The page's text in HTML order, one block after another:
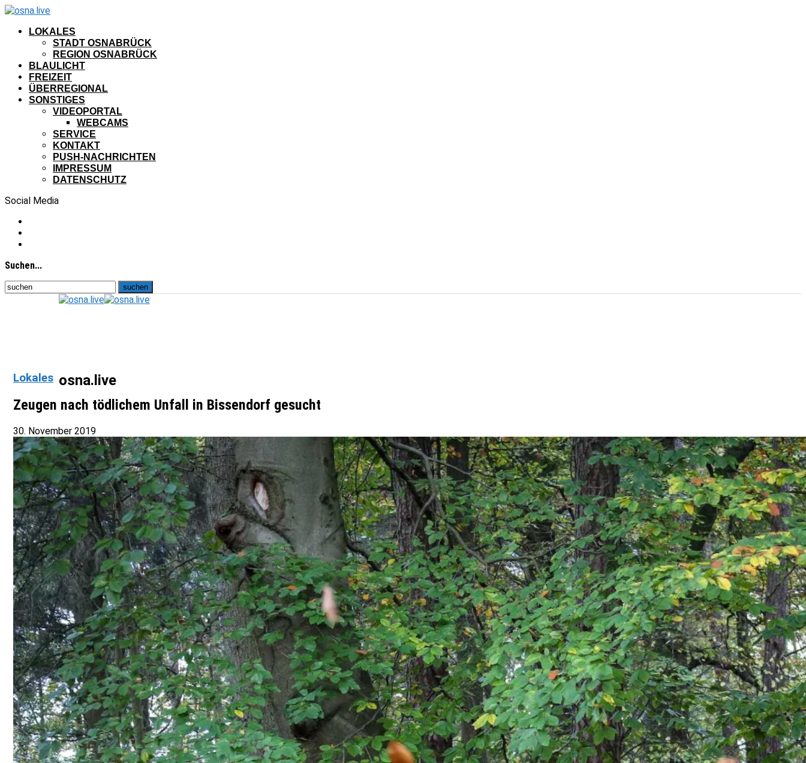
LOKALES
STADT OSNABRÜCK
REGION OSNABRÜCK
BLAULICHT
FREIZEIT
ÜBERREGIONAL
SONSTIGES
VIDEOPORTAL
WEBCAMS
SERVICE
KONTAKT
PUSH-NACHRICHTEN
IMPRESSUM
DATENSCHUTZ
Social Media
Suchen...
osna.live
Lokales
Zeugen nach tödlichem Unfall in Bissendorf gesucht
30. November 2019